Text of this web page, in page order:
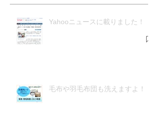
Yahooニュースに載りました！
毛布や羽毛布団も洗えますよ！